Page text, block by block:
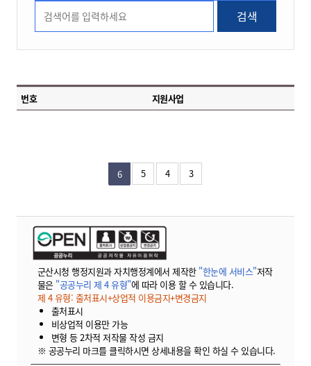
검색
번호 지원사업
6 5 4 3
군산시청 행정지원과 자치행정계에서 제작한 "한눈에 서비스"저작
물은 "공공누리 제 4 유형"에 따라 이용 할 수 있습니다.
제 4 유형: 출처표시+상업적 이용금지+변경금지
출처표시
비상업적 이용만 가능
변형 등 2차적 저작물 작성 금지
※ 공공누리 마크를 클릭하시면 상세내용을 확인 하실 수 있습니다.